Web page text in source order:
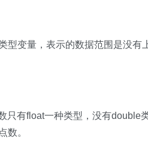
型变量，表示的数据范围是没有
只有float一种类型，没有double
数。